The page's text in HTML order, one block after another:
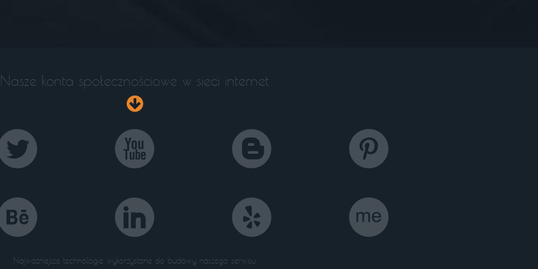
Nasze konta społecznościowe w sieci internet
 

  
Najważniejsze technologie wykorzystane do budowy naszego serwisu